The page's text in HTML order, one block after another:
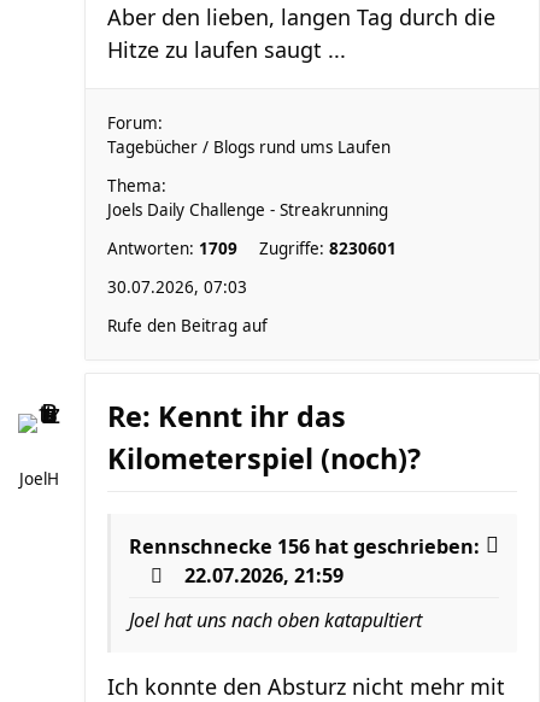
Aber den lieben, langen Tag durch die
Hitze zu laufen saugt ...
Forum:
Tagebücher / Blogs rund ums Laufen
Thema:
Joels Daily Challenge - Streakrunning
Antworten: 1709 Zugriffe: 8230601
30.07.2026, 07:03
Rufe den Beitrag auf
JoelH
Re: Kennt ihr das
Kilometerspiel (noch)?
Rennschnecke 156 hat geschrieben:
22.07.2026, 21:59
Joel hat uns nach oben katapultiert
Ich konnte den Absturz nicht mehr mit